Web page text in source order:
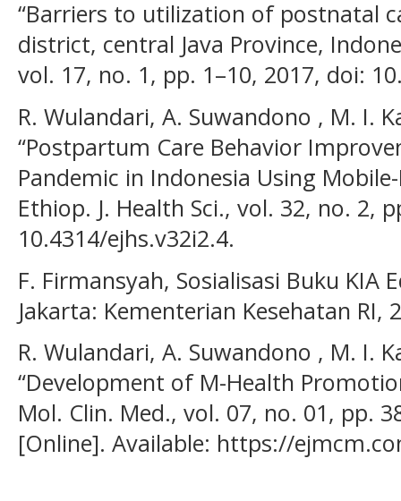
“Barriers to utilization of postnatal
district, central Java Province,
vol. 17, no. 1, pp. 1–10, 2017, doi:
R. Wulandari, A. Suwandono , M. I.
“Postpartum Care Behavior
Pandemic in Indonesia Using
Ethiop. J. Health Sci., vol. 32, no. 2,
10.4314/ejhs.v32i2.4.
F. Firmansyah, Sosialisasi Buku KIA
Jakarta: Kementerian Kesehatan RI,
R. Wulandari, A. Suwandono , M. I.
“Development of M-Health
Mol. Clin. Med., vol. 07, no. 01, pp.
[Online]. Available: https://